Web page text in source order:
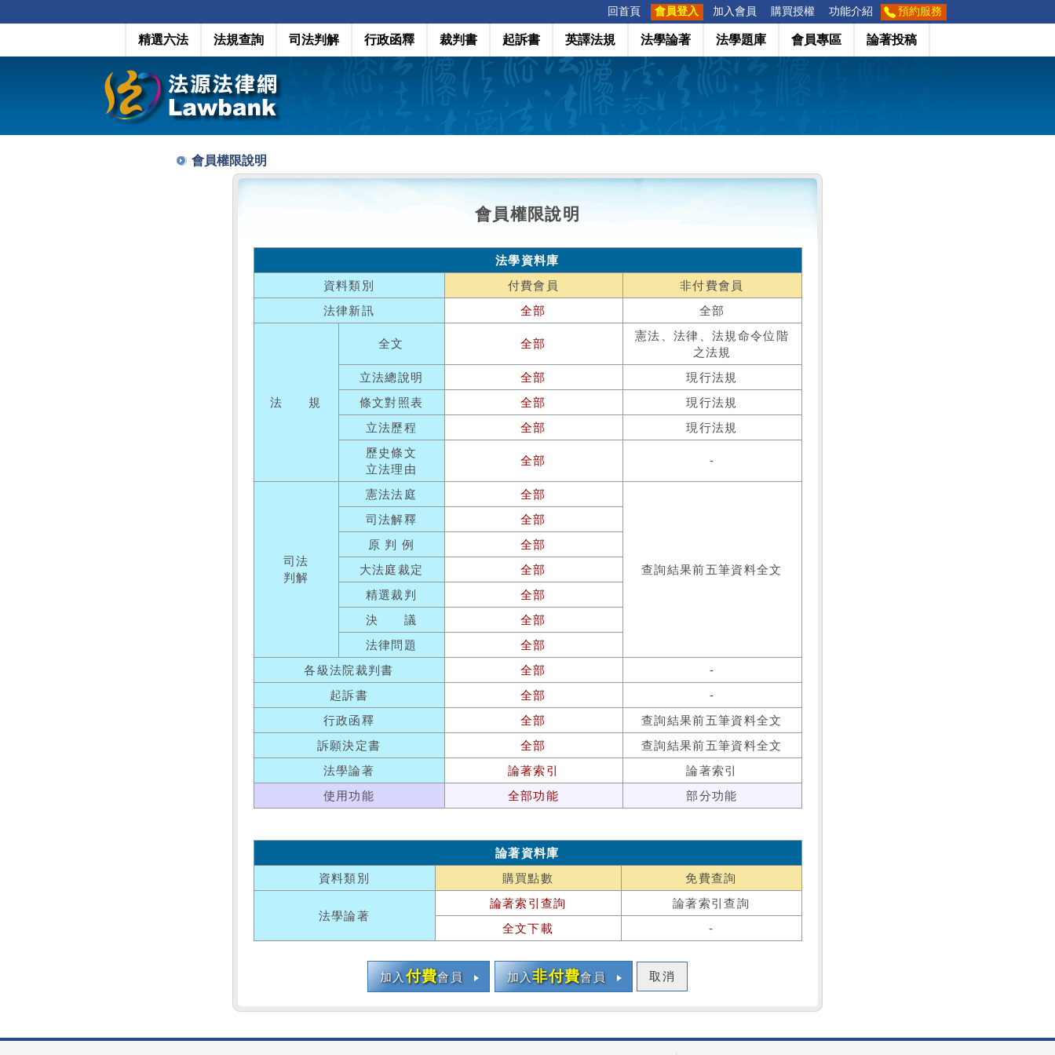
回首頁 會員登入 加入會員 購買授權 功能介紹 預約服務
精選六法 法規查詢 司法判解 行政函釋 裁判書 起訴書 英譯法規 法學論著 法學題庫 會員專區 論著投稿
會員權限說明
會員權限說明
法學資料庫
資料類別
付費會員
非付費會員
法律新訊
全部 全部
法 規
全文 全部
憲法、法律、法規命令位階
之法規
立法總說明
全部
現行法規
條文對照表
全部
現行法規
立法歷程
全部
現行法規
歷史條文
立法理由
全部 -
司法
判解
憲法法庭 全部
查詢結果前五筆資料全文
司法解釋
全部
原 判 例
全部
大法庭裁定
全部
精選裁判
全部
決 議
全部
法律問題
全部
各級法院裁判書
全部
-
起訴書
全部
-
行政函釋
全部
查詢結果前五筆資料全文
訴願決定書
全部
查詢結果前五筆資料全文
法學論著
論著索引
論著索引
使用功能
全部功能 部分功能
論著資料庫
資料類別
購買點數 免費查詢
法學論著
論著索引查詢
論著索引查詢
全文下載
-
加入付費會員 加入非付費會員 取消